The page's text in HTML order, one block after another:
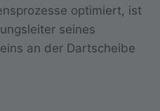
optimiert, ist
seines
an der Dartscheibe